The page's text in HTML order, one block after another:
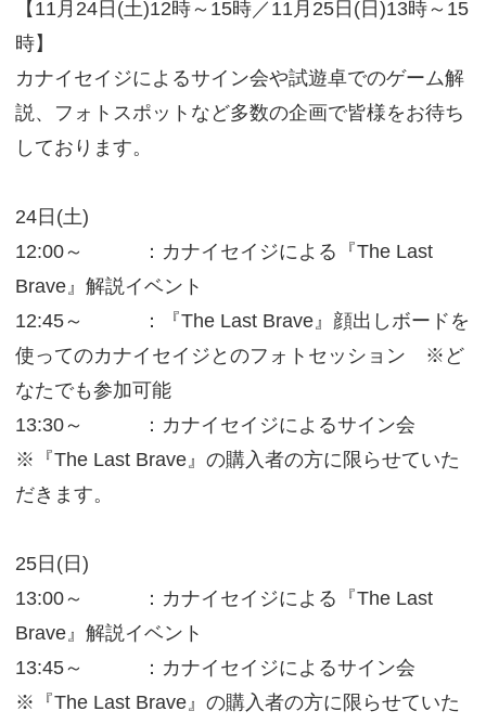
【11月24日(土)12時～15時／11月25日(日)13時～15
時】
カナイセイジによるサイン会や試遊卓でのゲーム解
説、フォトスポットなど多数の企画で皆様をお待ち
しております。
24日(土)
12:00～ ：カナイセイジによる『The Last
Brave』解説イベント
12:45～ ：『The Last Brave』顔出しボードを
使ってのカナイセイジとのフォトセッション ※ど
なたでも参加可能
13:30～ ：カナイセイジによるサイン会
※『The Last Brave』の購入者の方に限らせていた
だきます。
25日(日)
13:00～ ：カナイセイジによる『The Last
Brave』解説イベント
13:45～ ：カナイセイジによるサイン会
※『The Last Brave』の購入者の方に限らせていた